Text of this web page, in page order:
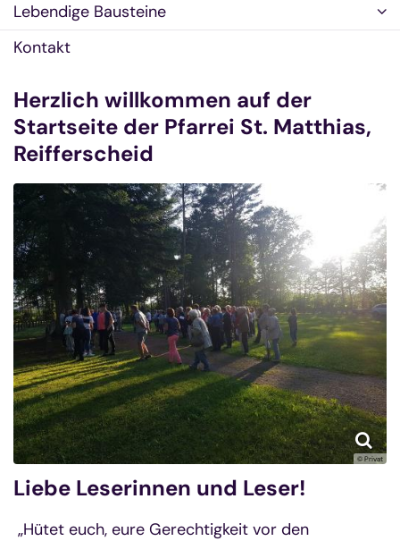
Lebendige Bausteine
Kontakt
Herzlich willkommen auf der
Startseite der Pfarrei St. Matthias,
Reifferscheid
© Privat
Liebe Leserinnen und Leser!
„Hütet euch, eure Gerechtigkeit vor den